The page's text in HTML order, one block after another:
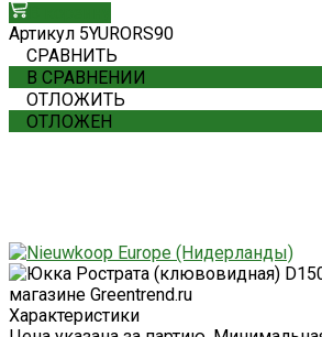
Артикул 5YURORS90
СРАВНИТЬ
В СРАВНЕНИИ
ОТЛОЖИТЬ
ОТЛОЖЕН
Характеристики